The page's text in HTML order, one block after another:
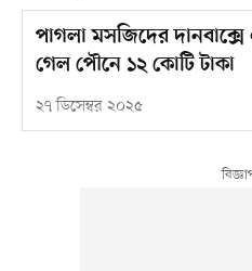
পাগলা মসজিদের দানবাক্সে
গেল পৌনে ১২ কোটি টাকা
২৭ ডিসেম্বর ২০২৫